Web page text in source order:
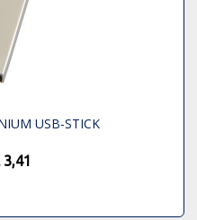
USB-STICK
3,41